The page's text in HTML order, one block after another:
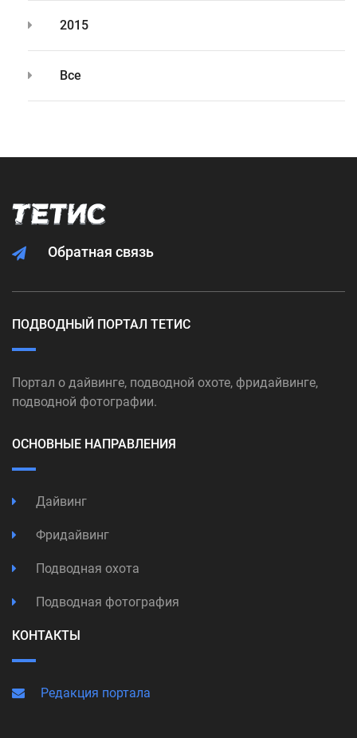
2015
Все
Обратная связь
ПОДВОДНЫЙ ПОРТАЛ ТЕТИС
Портал о дайвинге, подводной охоте, фридайвинге,
подводной фотографии.
ОСНОВНЫЕ НАПРАВЛЕНИЯ
Дайвинг
Фридайвинг
Подводная охота
Подводная фотография
КОНТАКТЫ
Редакция портала